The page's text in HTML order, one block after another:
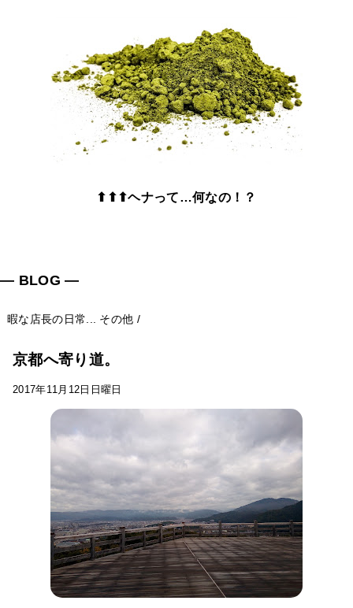
⬆⬆⬆ヘナって…何なの！？
― BLOG ―
暇な店長の日常... その他 /
京都へ寄り道。
2017年11月12日日曜日